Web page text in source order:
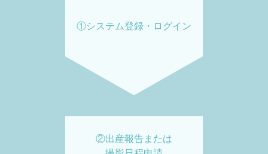
①システム登録・ログイン
②出産報告または